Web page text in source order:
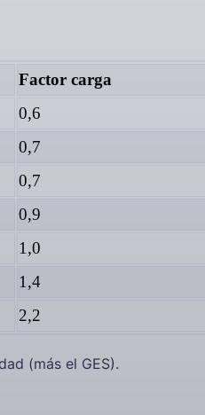
Factor carga
0,6
0,7
0,7
0,9
1,0
1,4
2,2
(más el GES).